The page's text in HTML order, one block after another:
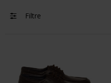
Filtre